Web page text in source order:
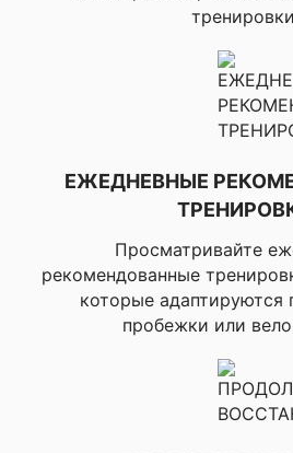
ЕЖЕДНЕВНЫЕ
Просматривайте
рекомендованные
которые адаптируются
пробежки или